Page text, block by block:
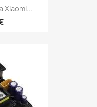
Xiaomi...